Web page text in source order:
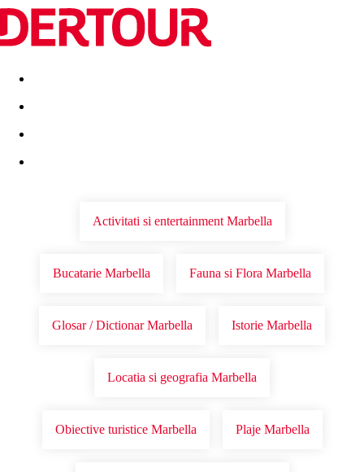
Destinatii Vacanta perfecta OFERTE DE NERATAT
Activitati si entertainment Marbella
Bucatarie Marbella Fauna si Flora Marbella
Glosar / Dictionar Marbella Istorie Marbella
Locatia si geografia Marbella
Obiective turistice Marbella Plaje Marbella